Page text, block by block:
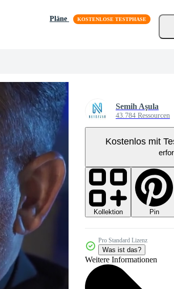
Pläne
Semih Aşula
43.784 Ressourcen
Kostenlos mit
Kollektion Pin
Pro Standard Lizenz
Was ist das?
Weitere Informationen